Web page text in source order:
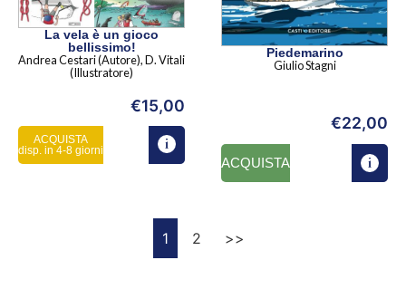
La vela è un gioco
bellissimo!
Andrea Cestari (Autore), D. Vitali
(Illustratore)
€15,00
ACQUISTA
disp. in 4-8 giorni
Piedemarino
Giulio Stagni
€22,00
ACQUISTA
1 2 >>